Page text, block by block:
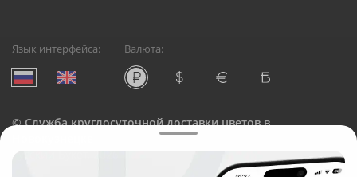
Язык интерфейса: Валюта:
©Служба круглосуточной доставки цветов в
Русский Букет, 2026